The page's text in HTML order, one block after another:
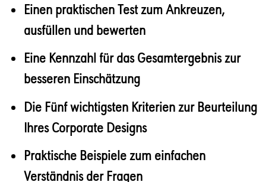
Einen praktischen Test zum Ankreuzen,
ausfüllen und bewerten
Eine Kennzahl für das Gesamtergebnis zur
besseren Einschätzung
Die Fünf wichtigsten Kriterien zur Beurteilung
Ihres Corporate Designs
Praktische Beispiele zum einfachen
Verständnis der Fragen